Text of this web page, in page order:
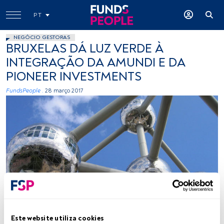
Este website utiliza cookies
PT
NEGÓCIO GESTORAS
BRUXELAS DÁ LUZ VERDE À
INTEGRAÇÃO DA AMUNDI E DA
PIONEER INVESTMENTS
FundsPeople . 28 março 2017
leoplus. Fickr. Creative Commons
Tempo de leitura:1 min.